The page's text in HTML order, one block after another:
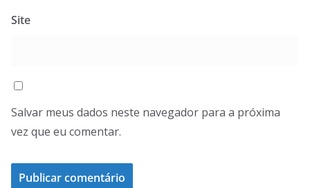
Site
Salvar meus dados neste navegador para a próxima
vez que eu comentar.